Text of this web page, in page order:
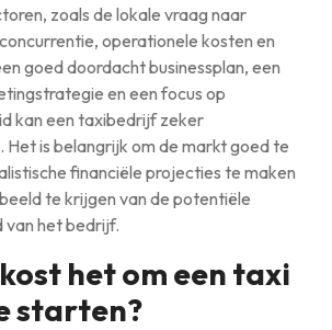
zoals de lokale vraag naar
operationele kosten en
goed doordacht businessplan, een
en een focus op
kan een taxibedrijf zeker
Het is belangrijk om de markt goed te
financiële projecties te maken
te krijgen van de potentiële
van het bedrijf.
het om een taxi
starten?